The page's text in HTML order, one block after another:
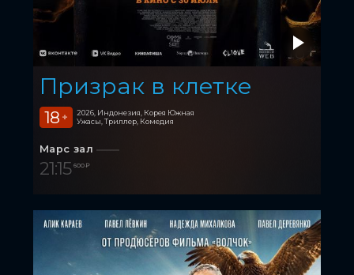
Призрак в клетке
18 +
2026, Индонезия, Корея Южная
Ужасы, Триллер, Комедия
Марс зал
21:15 600 ₽